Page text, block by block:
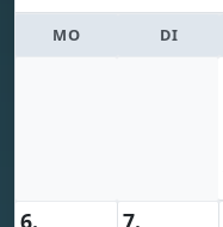
MO DI
6. 7.